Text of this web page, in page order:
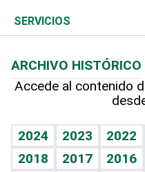
Resto del mundo
Economía personal
Podcast Arte Libre
Hablando con el pediatra
Vida y familia
Eñe
Más deportes
Línea de hit
TBT Deportivo
Columnistas
Más firmas
Cambio climático
Opinión
Hecho en casa
Guía del dinero
SERVICIOS
Cumpleaños
Horóscopos
Crucigramas
ARCHIVO HISTÓRICO
Accede al contenido
2024 2023 2022
2018
2017 2016